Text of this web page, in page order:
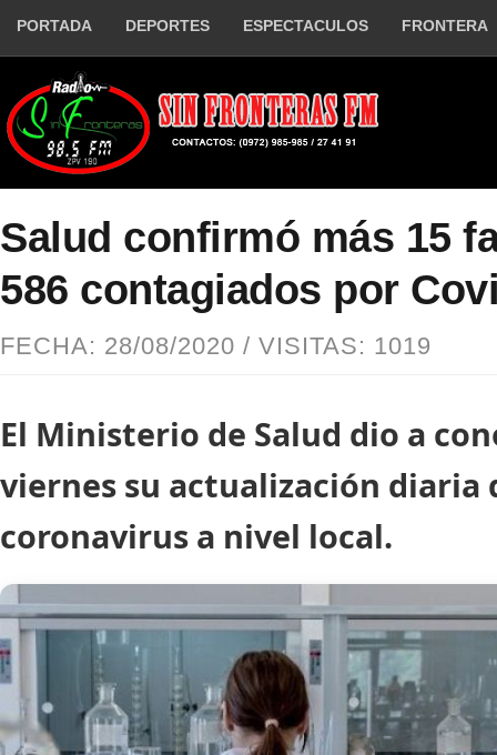
PORTADA DEPORTES ESPECTACULOS FRONTERA
Salud confirmó más 15
586 contagiados por
FECHA: 28/08/2020 / VISITAS: 1019
El Ministerio de Salud dio a
viernes su actualización diaria
coronavirus a nivel local.